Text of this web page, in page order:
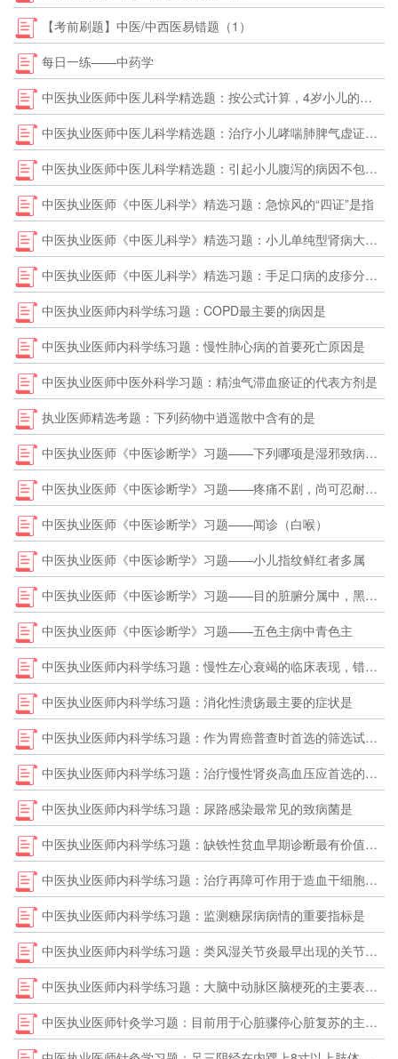
【考前刷题】中医/中西医易错题（1）
每日一练——中药学
中医执业医师中医儿科学精选题：按公式计算，4岁小儿的身高应为
中医执业医师中医儿科学精选题：治疗小儿哮喘肺脾气虚证首选方是
中医执业医师中医儿科学精选题：引起小儿腹泻的病因不包括的是
中医执业医师《中医儿科学》精选习题：急惊风的“四证”是指
中医执业医师《中医儿科学》精选习题：小儿单纯型肾病大量蛋白尿的定量标准是
中医执业医师《中医儿科学》精选习题：手足口病的皮疹分布特点是
中医执业医师内科学练习题：COPD最主要的病因是
中医执业医师内科学练习题：慢性肺心病的首要死亡原因是
中医执业医师中医外科学习题：精浊气滞血瘀证的代表方剂是
执业医师精选考题：下列药物中逍遥散中含有的是
中医执业医师《中医诊断学》习题——下列哪项是湿邪致病的常见脉象
中医执业医师《中医诊断学》习题——疼痛不剧，尚可忍耐，绵绵不休，称为
中医执业医师《中医诊断学》习题——闻诊（白喉）
中医执业医师《中医诊断学》习题——小儿指纹鲜红者多属
中医执业医师《中医诊断学》习题——目的脏腑分属中，黑珠属
中医执业医师《中医诊断学》习题——五色主病中青色主
中医执业医师内科学练习题：慢性左心衰竭的临床表现，错误的是
中医执业医师内科学练习题：消化性溃疡最主要的症状是
中医执业医师内科学练习题：作为胃癌普查时首选的筛选试验是
中医执业医师内科学练习题：治疗慢性肾炎高血压应首选的降压药是
中医执业医师内科学练习题：尿路感染最常见的致病菌是
中医执业医师内科学练习题：缺铁性贫血早期诊断最有价值的检查是
中医执业医师内科学练习题：治疗再障可作用于造血干细胞的药物是
中医执业医师内科学练习题：监测糖尿病病情的重要指标是
中医执业医师内科学练习题：类风湿关节炎最早出现的关节表现是
中医执业医师内科学练习题：大脑中动脉区脑梗死的主要表现是
中医执业医师针灸学习题：目前用于心脏骤停心脏复苏的主要药物是